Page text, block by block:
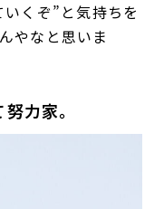
くぞ”と気持ちを
やなと思いま
力家。